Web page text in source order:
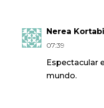
Nerea
07:39
Espectacular
mundo.